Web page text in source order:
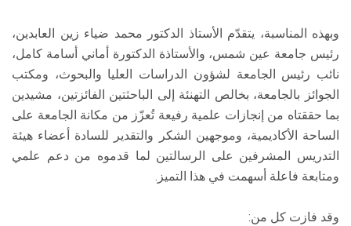
وبهذه المناسبة، يتقدّم الأستاذ الدكتور محمد ضياء زين العابدين،
رئيس جامعة عين شمس، والأستاذة الدكتورة أماني أسامة كامل،
نائب رئيس الجامعة لشؤون الدراسات العليا والبحوث، ومكتب
الجوائز بالجامعة، بخالص التهنئة إلى الباحثتين الفائزتين، مشيدين
بما حققتاه من إنجازات علمية رفيعة تُعزّز من مكانة الجامعة على
الساحة الأكاديمية، وموجهين الشكر والتقدير للسادة أعضاء هيئة
التدريس المشرفين على الرسالتين لما قدموه من دعم علمي
ومتابعة فاعلة أسهمت في هذا التميز.
وقد فازت كل من: